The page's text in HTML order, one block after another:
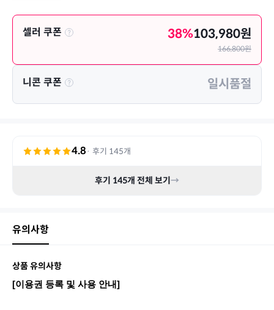
셀러 쿠폰 38%103,980원
166,800원
니콘 쿠폰 일시품절
4.8· 후기 145개
후기 145개 전체 보기→
유의사항
상품 유의사항
​[이용권 등록 및 사용 안내]